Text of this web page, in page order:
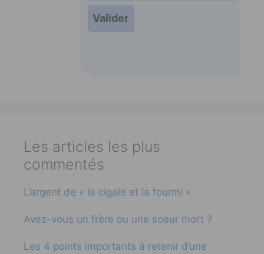
Les articles les plus
commentés
L’argent de « la cigale et la fourmi »
Avez-vous un frère ou une soeur mort ?
Les 4 points importants à retenir d’une